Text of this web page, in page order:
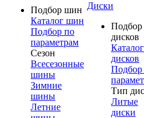
Подбор шин
Каталог шин
Подбор по
параметрам
Сезон
Всесезонные
шины
Зимние
шины
Летние
Диски
Подбор
дисков
Каталог
дисков
Подбор
Тип
Литые
диски